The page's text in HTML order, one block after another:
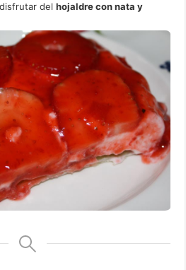
disfrutar delhojaldre con nata y